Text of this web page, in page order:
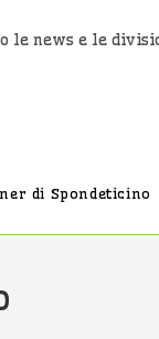
le news e le
di Spondeticino